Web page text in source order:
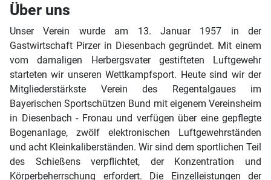
Über uns
Unser Verein wurde am 13. Januar 1957 in der
Gastwirtschaft Pirzer in Diesenbach gegründet. Mit einem
vom damaligen Herbergsvater gestifteten Luftgewehr
starteten wir unseren Wettkampfsport. Heute sind wir der
Mitgliederstärkste Verein des Regentalgaues im
Bayerischen Sportschützen Bund mit eigenem Vereinsheim
in Diesenbach - Fronau und verfügen über eine gepflegte
Bogenanlage, zwölf elektronischen Luftgewehrständen
und acht Kleinkaliberständen. Wir sind dem sportlichen Teil
des Schießens verpflichtet, der Konzentration und
Körperbeherrschung erfordert. Die Einzelleistungen der